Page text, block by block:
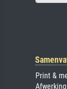
Print &
Afwerking